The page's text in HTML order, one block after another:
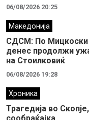
06/08/2026 20:25
Македонија
СДСМ: По Мицкоски
денес продолжи
на Стоилковиќ
06/08/2026 19:28
Хроника
Трагедија во